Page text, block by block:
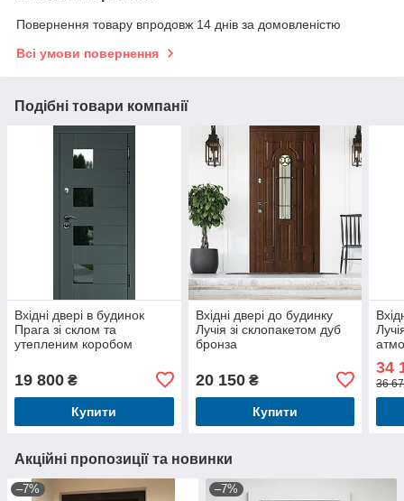
Повернення товару впродовж 14 днів за домовленістю
Всі умови повернення
Подібні товари компанії
Вхідні двері в будинок
Прага зі склом та
утепленим коробом
19 800 ₴
Купити
Вхідні двері до будинку
Лучія зі склопакетом дуб
бронза
20 150₴
Купити
34
36
Акційні пропозиції та новинки
–7% –7%